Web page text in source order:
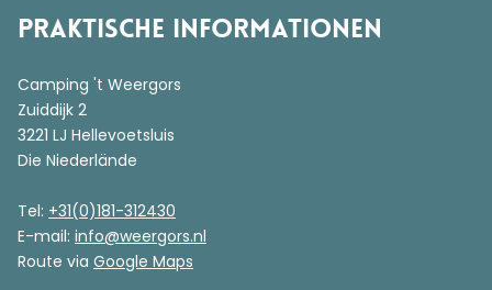
Praktische Informationen
Camping 't Weergors
Zuiddijk 2
3221 LJ Hellevoetsluis
Die Niederlände
Tel: +31(0)181-312430
E-mail: info@weergors.nl
Route via Google Maps